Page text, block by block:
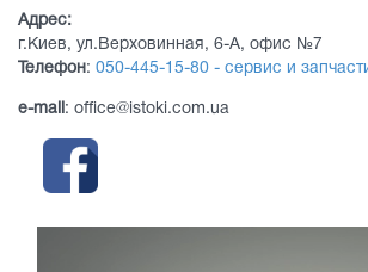
Адрес:
г.Киев, ул.Верховинная, 6-А, офис №7
Телефон: 050-445-15-80 - сервис и
e-mail : office@istoki.com.ua